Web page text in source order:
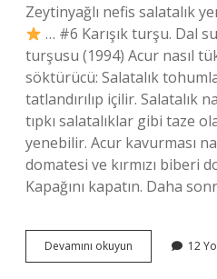
Zeytinyağlı nefis salatalık
… #6 Karışık turşu. Dal
turşusu (1994) Acur nasıl
söktürücü: Salatalık
tatlandırılıp içilir. Salatalık
tıpkı salatalıklar gibi taze
yenebilir. Acur kavurması
domatesi ve kırmızı biberi
Kapağını kapatın. Daha
Devamını okuyun
Ile
12